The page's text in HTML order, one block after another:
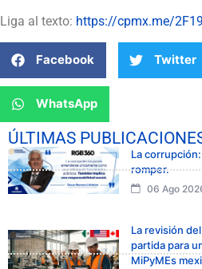
Liga al texto: https://cpmx.me/
Facebook Twitter
WhatsApp
ÚLTIMAS
La
romper.
06 Ago
La revisión
partida para
MiPyMEs